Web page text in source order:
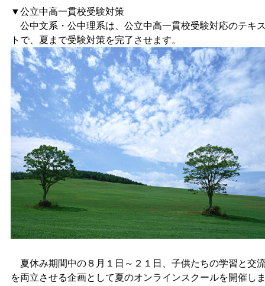
▼公立中高一貫校受験対策
公中文系・公中理系は、公立中高一貫校受験対応のテキ
トで、夏まで受験対策を完了させます。
夏休み期間中の８月１日～２１日、子供たちの学習と交
を両立させる企画として夏のオンラインスクールを開催し